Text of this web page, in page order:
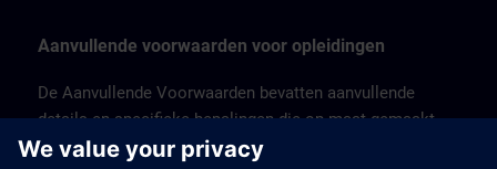
Aanvullende voorwaarden voor opleidingen
De Aanvullende Voorwaarden bevatten aanvullende
details en specifieke bepalingen die op maat gemaakt
zijn voor verschillende portfolio's of bedrijfstypen.